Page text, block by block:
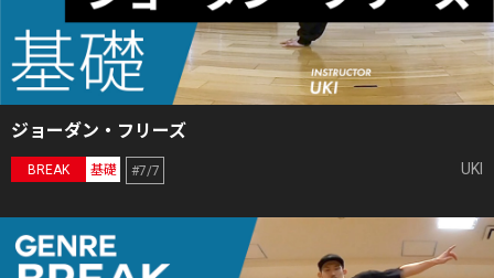
ジョーダン・フリーズ
BREAK 基礎 #7/7 UKI